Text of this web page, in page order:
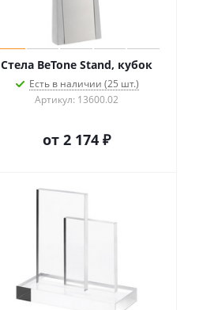
Стела BeTone Stand, кубок
Есть в наличии (25 шт.)
Артикул: 13600.02
от 2 174 ₽